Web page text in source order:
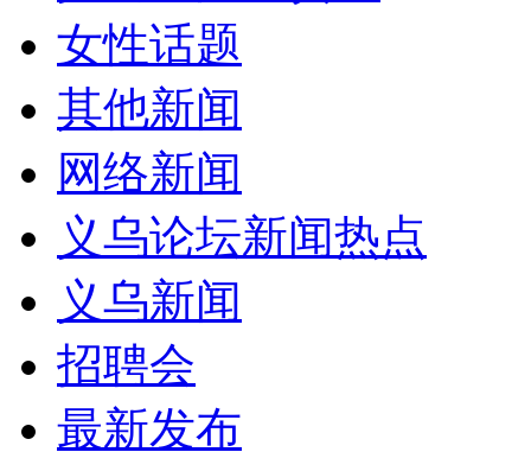
女性话题
其他新闻
网络新闻
义乌论坛新闻热点
义乌新闻
招聘会
最新发布